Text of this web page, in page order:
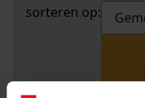
sorteren op: